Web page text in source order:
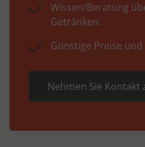
Wissen/Beratung
Getränken.
Günstige Preise
Nehmen Sie Kontakt